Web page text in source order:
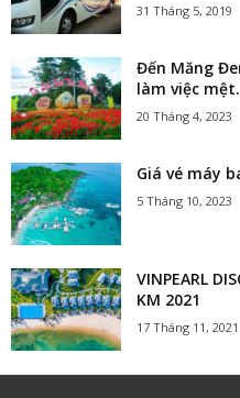
31 Tháng 5, 2019
Đến Măng
làm việc
20 Tháng 4, 2023
Giá vé máy
5 Tháng 10, 2023
VINPEARL
KM 2021
17 Tháng 11, 2021